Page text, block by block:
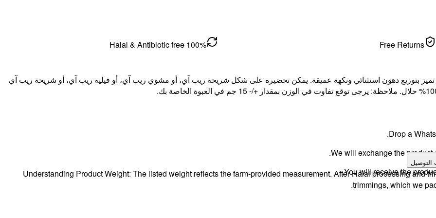
Free Returns
100% Halal & Antibiotic free
نيوزيلندي مُربى على العشب، قطعة ريب آي كاملة — 2 كجم. تميز بتوزيع دهون استثنائي ونكهة عميقة. يمكن تحضيره على شكل شريحة ريب آي، أو مشوي ريب آي، أو فيليه ريب آي، أو شريحة ريب آي
Drop a
We will exchange the product
You will receive the
التوصيل
Understanding Product Weight: The listed weight reflects the farm-provided measurement. After Halal processing and
trimmings, which we